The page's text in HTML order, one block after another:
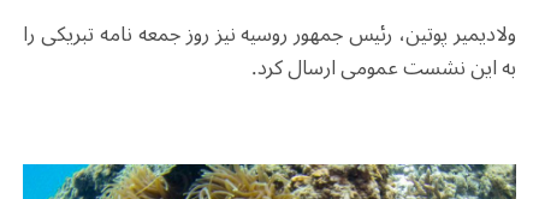
ولادیمیر پوتین، رئیس جمهور روسیه نیز روز جمعه نامه تبریکی را
به این نشست عمومی ارسال کرد.